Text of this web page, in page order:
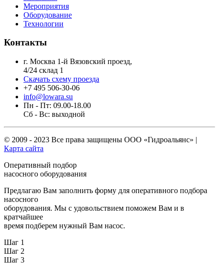
Мероприятия
Оборудование
Технологии
Контакты
г. Москва 1-й Вязовский проезд,
4/24 склад 1
Скачать схему проезда
+7 495 506-30-06
info@lowara.su
Пн - Пт: 09.00-18.00
Сб - Вс: выходной
© 2009 - 2023 Все права защищены ООО «Гидроальянс» |
Карта сайта
Оперативный подбор
насосного оборудования
Предлагаю Вам заполнить форму для оперативного подбора
насосного
оборудования. Мы с удовольствием поможем Вам и в
кратчайшее
время подберем нужный Вам насос.
Шаг 1
Шаг 2
Шаг 3